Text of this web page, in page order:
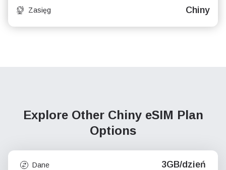
Zasięg Chiny
Explore Other Chiny eSIM Plan
Options
Dane 3GB/dzień